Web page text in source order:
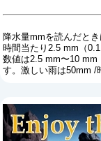
降水量mmを読んだと
時間当たり2.5 mm（
数値は2.5 mm〜10 mm
す。激しい雨は50mm /